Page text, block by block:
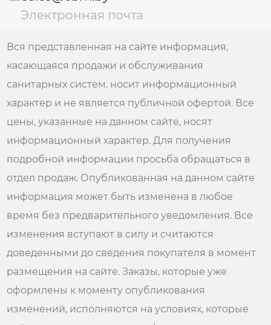
Электронная почта
Вся представленная на сайте информация,
касающаяся продажи и обслуживания
санитарных систем, носит информационный
характер и не является публичной офертой. Все
цены, указанные на данном сайте, носят
информационный характер. Для получения
подробной информации просьба обращаться в
отдел продаж. Опубликованная на данном сайте
информация может быть изменена в любое
время без предварительного уведомления. Все
изменения вступают в силу и считаются
доведенными до сведения покупателя в момент
размещения на сайте. Заказы, которые уже
оформлены к моменту опубликования
изменений, исполняются на условиях, которые